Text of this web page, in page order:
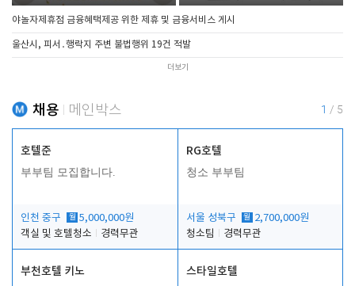
야놀자제휴점 금융혜택제공 위한 제휴 및 금융서비스 게시
울산시, 피서․행락지 주변 불법행위 19건 적발
더보기
채용 메인박스 1 / 5
호텔준
부부팀 모집합니다.
인천 중구 월 5,000,000원
객실 및 호텔청소
경력무관
RG호텔
청소 부부팀
서울 성북구 월 2,700,000원
청소팀
경력무관
부천호텔 키노 스타일호텔